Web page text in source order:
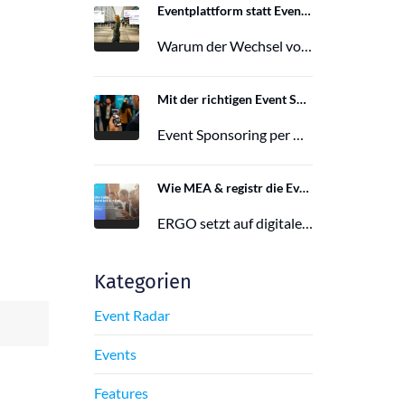
Eventplattform statt Event App: Der Wechsel von der Mobile Event App zu Polario
Warum der Wechsel von der Mobile Event App zu Polario erfolgt und wie Polario als moderne Eventplattform klassische Event Apps…
Mit der richtigen Event Sponsoring App zu mehr Reichweite, Leads und Wirkung
Event Sponsoring per App: messbar, flexibel und interaktiv. Jetzt mehr Sichtbarkeit und Wirkung für dein Event sichern.
Wie MEA & registr die Eventorganisation von 120 ERGO-Events pro Jahr optimieren
ERGO setzt auf digitale Eventorganisation mit MEA & registr. Effizient, nachhaltig und interaktiv – so gelingt moderne Eventplanung.
Kategorien
Event Radar
Events
Features